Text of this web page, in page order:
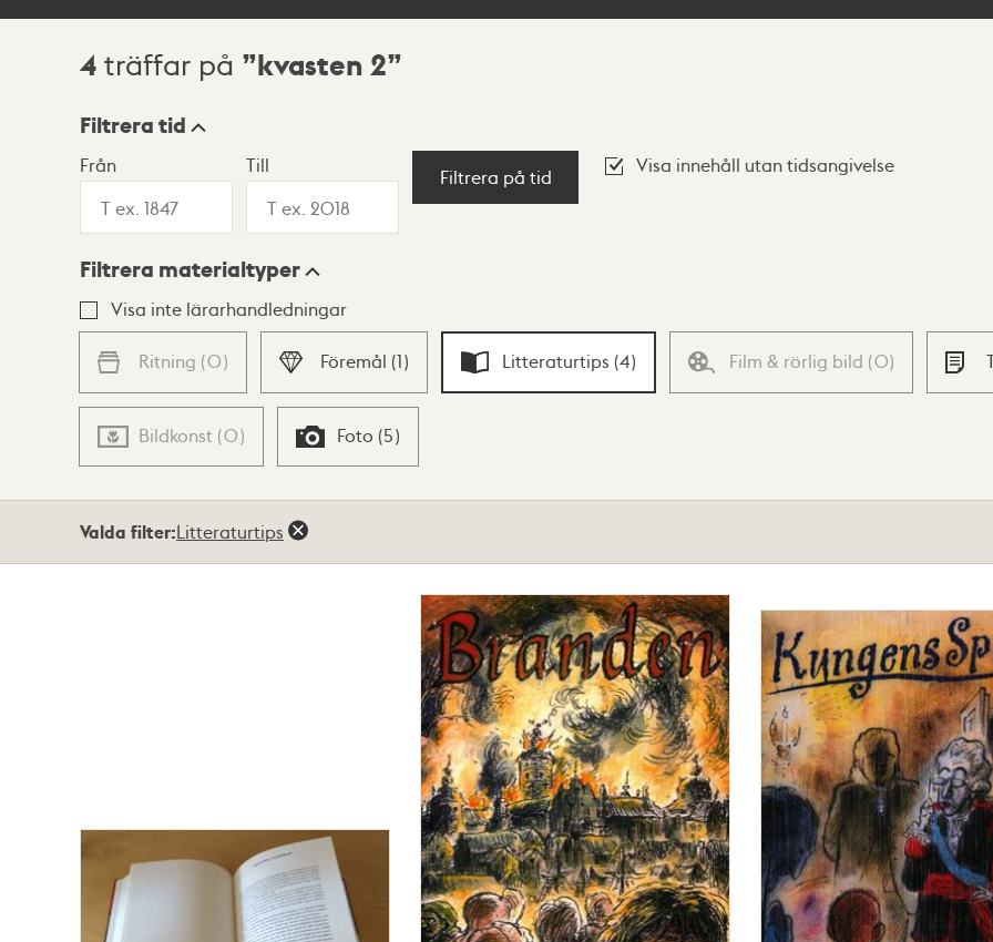
Sökresultat
4 träffar på kvasten 2
Visningsläge
Lista Karta
Filtrera tid
Från Till
Filtrera på tid
Visa innehåll utan tidsangivelse
Filtrera materialtyper
Visa inte lärarhandledningar
Ritning (0) Föremål (1) Litteraturtips (4) Film & rörlig bild (0)
Bildkonst (0) Foto (5)
Valda filter:Litteraturtips